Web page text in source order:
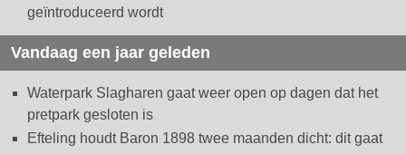
geïntroduceerd wordt
Vandaag een jaar geleden
Waterpark Slagharen gaat weer open op dagen dat het
pretpark gesloten is
Efteling houdt Baron 1898 twee maanden dicht: dit gaat